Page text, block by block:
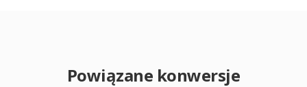
Powiązane konwersje